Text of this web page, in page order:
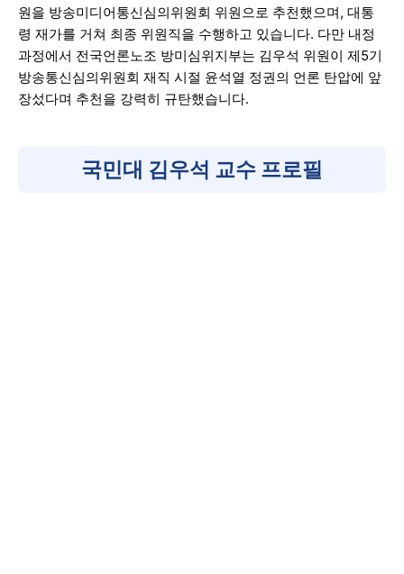
원을 방송미디어통신심의위원회 위원으로 추천했으며, 대통
령 재가를 거쳐 최종 위원직을 수행하고 있습니다. 다만 내정
과정에서 전국언론노조 방미심위지부는 김우석 위원이 제5기
방송통신심의위원회 재직 시절 윤석열 정권의 언론 탄압에 앞
장섰다며 추천을 강력히 규탄했습니다.
국민대 김우석 교수 프로필